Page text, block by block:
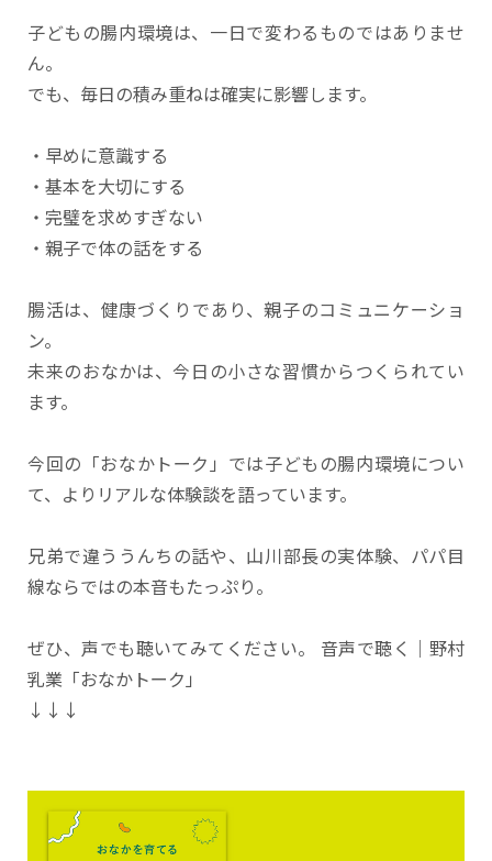
子どもの腸内環境は、一日で変わるものではありませ
ん。
でも、毎日の積み重ねは確実に影響します。
・早めに意識する
・基本を大切にする
・完璧を求めすぎない
・親子で体の話をする
腸活は、健康づくりであり、親子のコミュニケーショ
ン。
未来のおなかは、今日の小さな習慣からつくられてい
ます。
今回の「おなかトーク」では子どもの腸内環境につい
て、よりリアルな体験談を語っています。
兄弟で違ううんちの話や、山川部長の実体験、パパ目
線ならではの本音もたっぷり。
ぜひ、声でも聴いてみてください。 音声で聴く｜野村
乳業「おなかトーク」
↓↓↓